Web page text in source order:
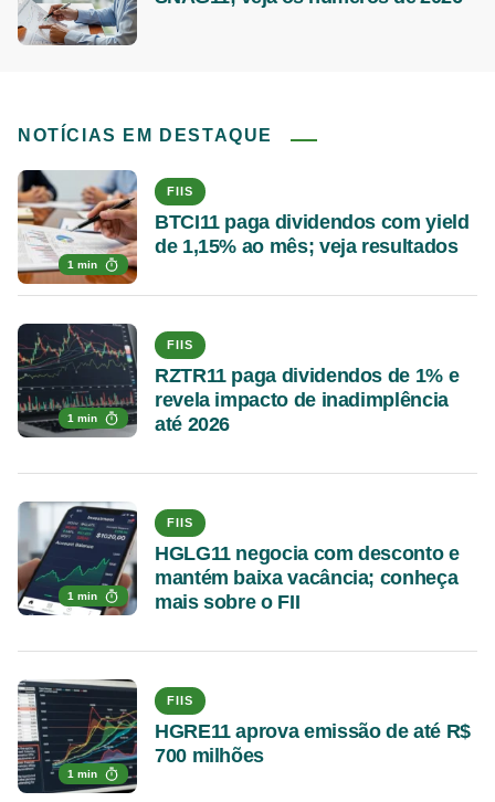
NOTÍCIAS EM DESTAQUE
1 min
FIIS
BTCI11 paga dividendos com yield
de 1,15% ao mês; veja resultados
1 min
FIIS
RZTR11 paga dividendos de 1% e
revela impacto de inadimplência
até 2026
1 min
FIIS
HGLG11 negocia com desconto e
mantém baixa vacância; conheça
mais sobre o FII
1 min
FIIS
HGRE11 aprova emissão de até R$
700 milhões